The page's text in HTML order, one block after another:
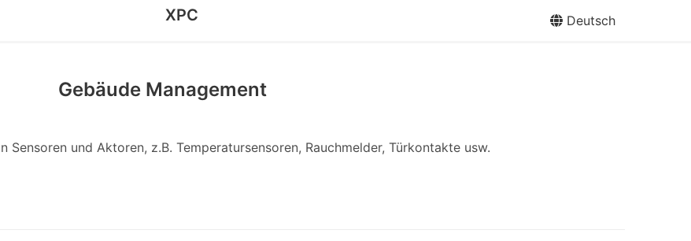
XPC Deutsch
Gebäude Management
Sensoren und Aktoren, z.B. Temperatursensoren, Rauchmelder, Türkontakte usw.